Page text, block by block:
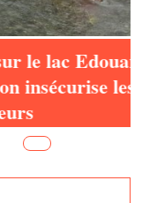
lac Edouard,
les